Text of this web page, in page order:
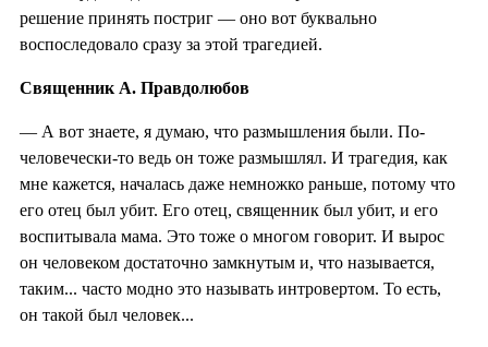
решение принять постриг — оно вот буквально
воспоследовало сразу за этой трагедией.
Священник А. Правдолюбов
— А вот знаете, я думаю, что размышления были. По-
человечески-то ведь он тоже размышлял. И трагедия, как
мне кажется, началась даже немножко раньше, потому что
его отец был убит. Его отец, священник был убит, и его
воспитывала мама. Это тоже о многом говорит. И вырос
он человеком достаточно замкнутым и, что называется,
таким... часто модно это называть интровертом. То есть,
он такой был человек...